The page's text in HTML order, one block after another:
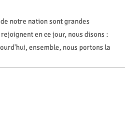
notre nation sont grandes
en ce jour, nous disons :
ensemble, nous portons la